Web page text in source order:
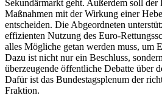
Sekundärmarkt geht. Außerdem soll der
Maßnahmen mit der Wirkung einer
entscheiden. Die Abgeordneten
effizienten Nutzung des Euro-
alles Mögliche getan werden muss, um
Dazu ist nicht nur ein Beschluss,
überzeugende öffentliche Debatte über
Dafür ist das Bundestagsplenum der
Fraktion.